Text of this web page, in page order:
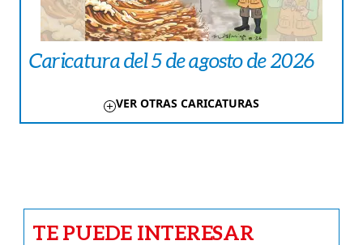
Caricatura del 5 de agosto de 2026
VER OTRAS CARICATURAS
José cumplió 119 años y quieren
registrarlo en los récords